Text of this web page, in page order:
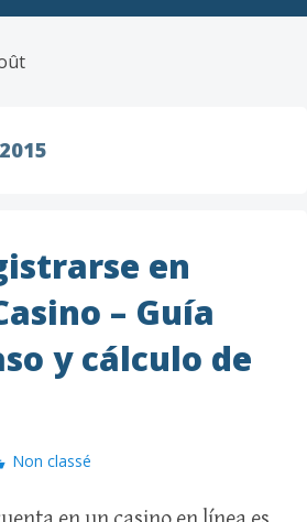
en
– Guía
y cálculo de
Non classé